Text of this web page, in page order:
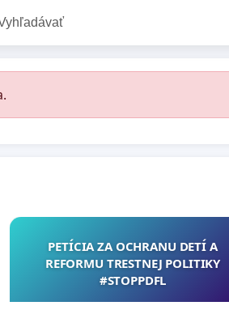
PETÍCIA ZA OCHRANU DETÍ A
REFORMU TRESTNEJ POLITIKY
#STOPPDFL